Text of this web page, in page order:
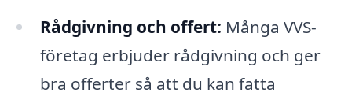
Rådgivning och offert: Många VVS-
företag erbjuder rådgivning och ger
bra offerter så att du kan fatta